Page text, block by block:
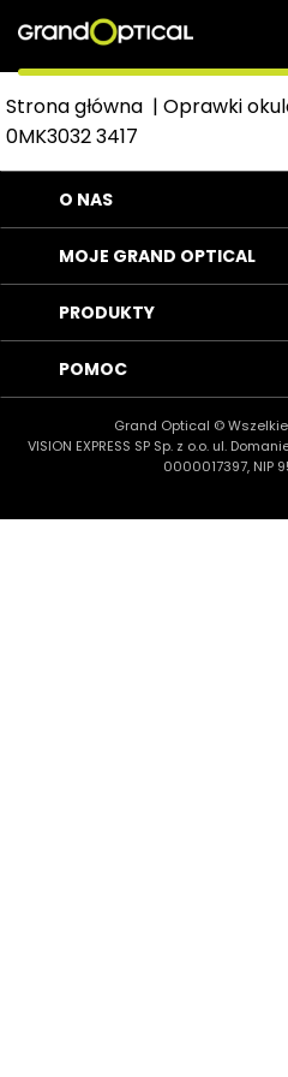
Strona główna | Oprawki
0MK3032 3417
O NAS
MOJE GRAND OPTICAL
PRODUKTY
POMOC
Grand Optical ©
VISION EXPRESS SP Sp. z o.o. ul.
0000017397, NIP